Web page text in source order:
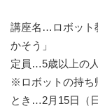
講座名…ロボット
かそう」
定員…5歳以上の
※ロボットの持ち
とき…2月15日（